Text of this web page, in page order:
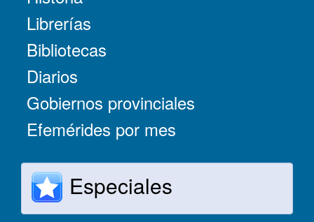
Librerías
Bibliotecas
Diarios
Gobiernos provinciales
Efemérides por mes
Especiales